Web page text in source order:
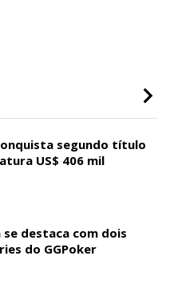
segundo título
US$ 406 mil
destaca com dois
do GGPoker